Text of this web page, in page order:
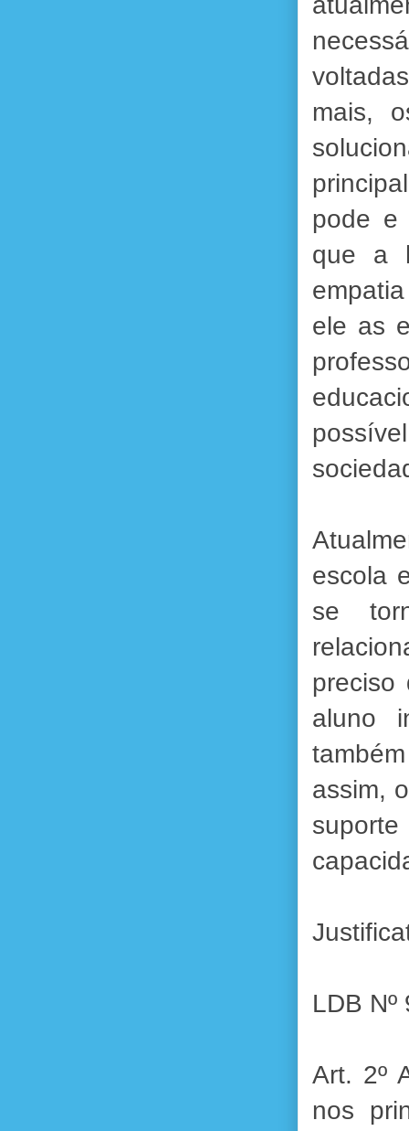
mais,
pode e
que a
ele as
escola
se
preciso
aluno
assim,
LDB Nº
Art. 2º
nos